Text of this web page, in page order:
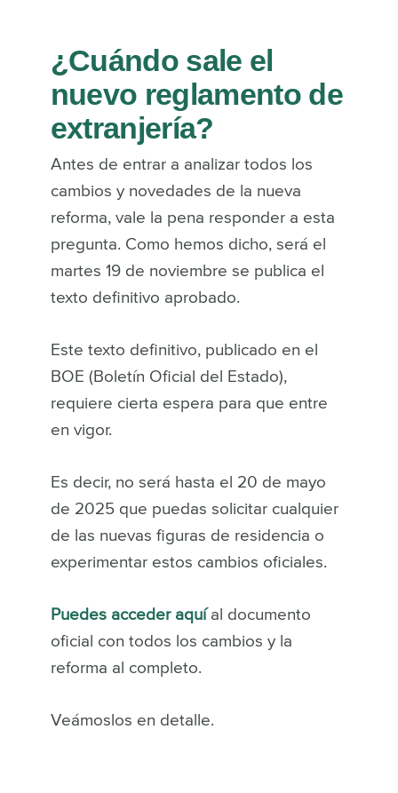
¿Cuándo sale el
nuevo reglamento de
extranjería?
Antes de entrar a analizar todos los
cambios y novedades de la nueva
reforma, vale la pena responder a esta
pregunta. Como hemos dicho, será el
martes 19 de noviembre se publica el
texto definitivo aprobado.
Este texto definitivo, publicado en el
BOE (Boletín Oficial del Estado),
requiere cierta espera para que entre
en vigor.
Es decir, no será hasta el 20 de mayo
de 2025 que puedas solicitar cualquier
de las nuevas figuras de residencia o
experimentar estos cambios oficiales.
Puedes acceder aquíal documento
oficial con todos los cambios y la
reforma al completo.
Veámoslos en detalle.